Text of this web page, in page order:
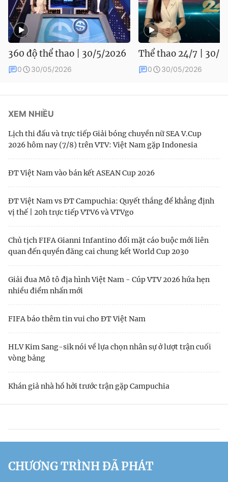
360 độ thể thao | 30/5/2026
0 30/05/2026
Thể thao 24/7 | 30/
0 30/05/2026
XEM NHIỀU
Lịch thi đấu và trực tiếp Giải bóng chuyền nữ SEA V.Cup
2026 hôm nay (7/8) trên VTV: Việt Nam gặp Indonesia
ĐT Việt Nam vào bán kết ASEAN Cup 2026
ĐT Việt Nam vs ĐT Campuchia: Quyết thắng để khẳng định
vị thế | 20h trực tiếp VTV6 và VTVgo
Chủ tịch FIFA Gianni Infantino đối mặt cáo buộc mới liên
quan đến quyền đăng cai chung kết World Cup 2030
Giải đua Mô tô địa hình Việt Nam - Cúp VTV 2026 hứa hẹn
nhiều điểm nhấn mới
FIFA báo thêm tin vui cho ĐT Việt Nam
HLV Kim Sang-sik nói về lựa chọn nhân sự ở lượt trận cuối
vòng bảng
Khán giả nhà hồ hởi trước trận gặp Campuchia
CHƯƠNG TRÌNH ĐÃ PHÁT